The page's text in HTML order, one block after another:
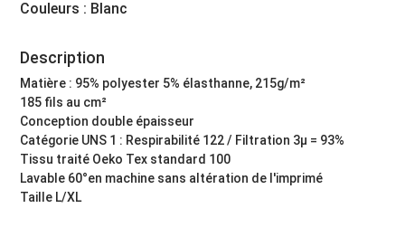
Couleurs : Blanc
Description
Matière : 95% polyester 5% élasthanne, 215g/m²
185 fils au cm²
Conception double épaisseur
Catégorie UNS 1 : Respirabilité 122 / Filtration 3µ = 93%
Tissu traité Oeko Tex standard 100
Lavable 60°en machine sans altération de l'imprimé
Taille L/XL